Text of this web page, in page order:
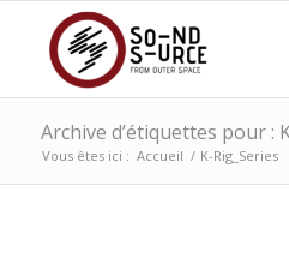
Archive d’étiquettes pour :
Vous êtes ici : Accueil / K-Rig_Series